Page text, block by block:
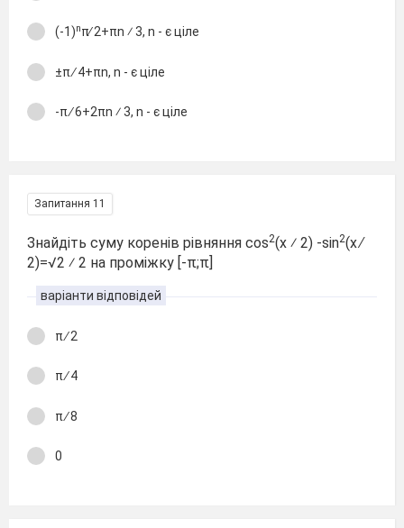
(-1)nπ∕ 2+πn ⁄ 3, n - є ціле
±π ∕ 4+πn, n - є ціле
-π ∕ 6+2πn ⁄ 3, n - є ціле
Запитання 11
Знайдіть суму коренів рівняння cos2(x ⁄ 2) -sin2(x ∕
2)=√2 ⁄ 2 на проміжку [-π;π]
варіанти відповідей
π ∕ 2
π ∕ 4
π ∕ 8
0